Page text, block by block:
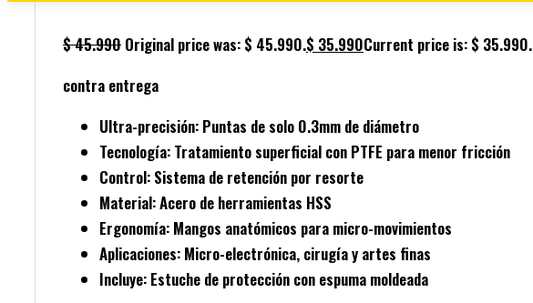
$45.990 Original price was: $ 45.990.$ 35.990Current price is: $ 35.990.
contra entrega
Ultra-precisión: Puntas de solo 0.3mm de diámetro
Tecnología: Tratamiento superficial con PTFE para menor fricción
Control: Sistema de retención por resorte
Material:Acero de herramientas HSS
Ergonomía: Mangos anatómicos para micro-movimientos
Aplicaciones: Micro-electrónica, cirugía y artes finas
Incluye: Estuche de protección con espuma moldeada